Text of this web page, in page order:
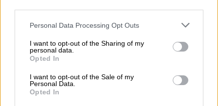
Personal Data Processing Opt Outs
I want to opt-out of the Sharing of my
personal data.
Opted In
I want to opt-out of the Sale of my
Personal Data.
Opted In
trabajadores puedanmantener la distancia
descarga de mercancías.
En cuanto a la
prevención, deberá mantener un registro
electrónico